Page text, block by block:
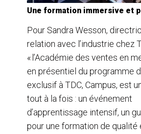
Une formation immersive et
Pour Sandra Wesson,
relation avec l’industrie chez
« l’Académie des ventes en
en présentiel du programme
exclusif à TDC, Campus, est
tout à la fois : un événement
d’apprentissage intensif, un
pour une formation de qualité